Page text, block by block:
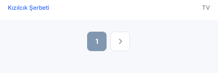
Kızılcık Şerbeti TV
1